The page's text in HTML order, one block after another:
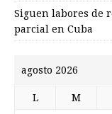
Siguen labores de
parcial en Cuba
agosto 2026
L M